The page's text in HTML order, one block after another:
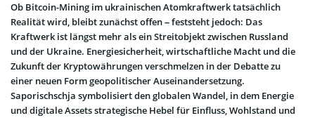
Ob Bitcoin-Mining im ukrainischen Atomkraftwerk tatsächlich
Realität wird, bleibt zunächst offen – feststeht jedoch: Das
Kraftwerk ist längst mehr als ein Streitobjekt zwischen Russland
und der Ukraine. Energiesicherheit, wirtschaftliche Macht und die
Zukunft der Kryptowährungen verschmelzen in der Debatte zu
einer neuen Form geopolitischer Auseinandersetzung.
Saporischschja symbolisiert den globalen Wandel, in dem Energie
und digitale Assets strategische Hebel für Einfluss, Wohlstand und